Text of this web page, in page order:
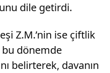
dile getirdi.
Z.M.’nin ise çiftlik
bu dönemde
belirterek, davanın